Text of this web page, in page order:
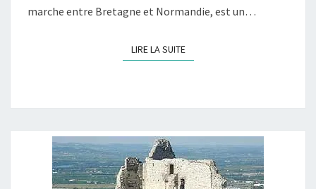
marche entre Bretagne et Normandie, est un…
LIRE LA SUITELIRE LA SUITE